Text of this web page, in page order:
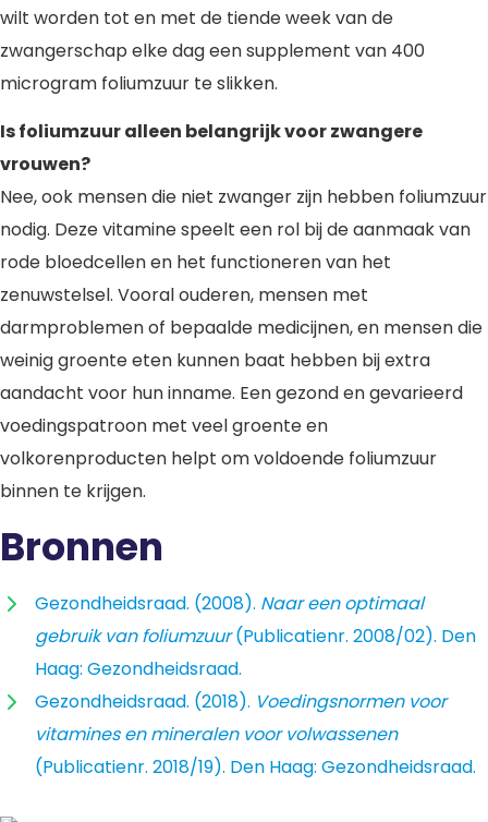
wilt worden tot en met de tiende week van de
zwangerschap elke dag een supplement van 400
microgram foliumzuur te slikken.
Is foliumzuur alleen belangrijk voor zwangere
vrouwen?
Nee, ook mensen die niet zwanger zijn hebben foliumzuur
nodig. Deze vitamine speelt een rol bij de aanmaak van
rode bloedcellen en het functioneren van het
zenuwstelsel. Vooral ouderen, mensen met
darmproblemen of bepaalde medicijnen, en mensen die
weinig groente eten kunnen baat hebben bij extra
aandacht voor hun inname. Een gezond en gevarieerd
voedingspatroon met veel groente en
volkorenproducten helpt om voldoende foliumzuur
binnen te krijgen.
Bronnen
Gezondheidsraad. (2008). Naar een optimaal
gebruik van foliumzuur(Publicatienr. 2008/02). Den
Haag: Gezondheidsraad.
Gezondheidsraad. (2018). Voedingsnormen voor
vitamines en mineralen voor volwassenen
(Publicatienr. 2018/19). Den Haag: Gezondheidsraad.